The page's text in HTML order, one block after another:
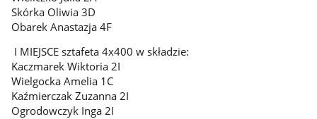
Skórka Oliwia 3D
Obarek Anastazja 4F
I MIEJSCE sztafeta 4x400 w składzie:
Kaczmarek Wiktoria 2I
Wielgocka Amelia 1C
Kaźmierczak Zuzanna 2I
Ogrodowczyk Inga 2I